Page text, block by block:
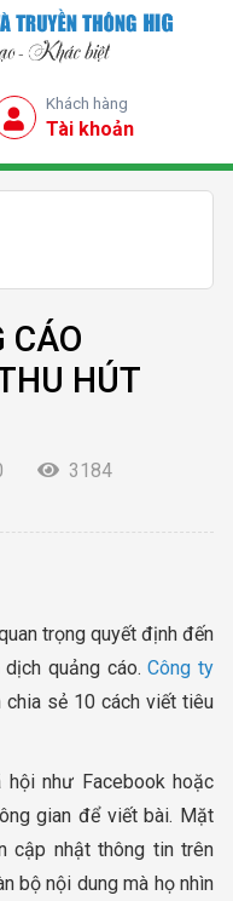
Khách hàng
Tài khoản
CÁO
HÚT
3184
trọng quyết định đến
dịch quảng cáo.Công ty
chia sẻ 10 cách viết tiêu
như Facebook hoặc
gian để viết bài. Mặt
cập nhật thông tin trên
bộ nội dung mà họ nhìn